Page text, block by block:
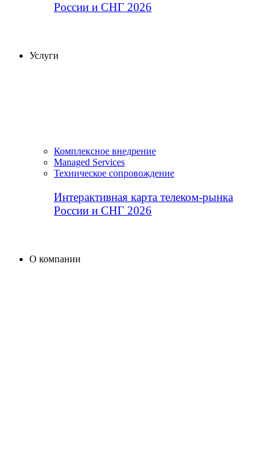
России и СНГ 2026
Услуги
Комплексное внедрение
Managed Services
Техническое сопровождение
Интерактивная карта телеком-рынка
России и СНГ 2026
О компании